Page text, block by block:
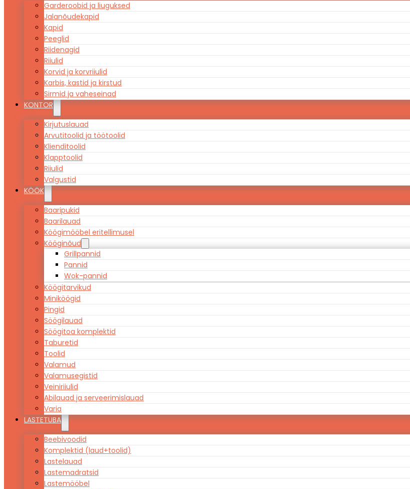
Garderoobid ja liuguksed
Jalanõudekapid
Kapid
Peeglid
Riidenagid
Riiulid
Korvid ja korvriiulid
Karbis, kastid ja kirstud
Sirmid ja vaheseinad
KONTOR
Kirjutuslauad
Arvutitoolid ja töötoolid
Klienditoolid
Klapptoolid
Riiulid
Valgustid
KÖÖK
Baaripukid
Baarilauad
Köögimööbel eritellimusel
Kööginõud
Grillpannid
Pannid
Wok-pannid
Köögitarvikud
Miniköögid
Pingid
Söögilauad
Söögitoa komplektid
Taburetid
Toolid
Valamud
Valamusegistid
Veiniriiulid
Abilauad ja serveerimislauad
Varia
LASTETUBA
Beebivoodid
Komplektid (laud+toolid)
Lastelauad
Lastemadratsid
Lastemööbel